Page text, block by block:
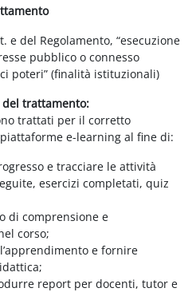
e del Regolamento, “esecuzione
pubblico o connesso
poteri” (finalità istituzionali)
del trattamento:
trattati per il corretto
e-learning al fine di:
e tracciare le attività
esercizi completati, quiz
di comprensione e
corso;
e fornire
report per docenti, tutor e